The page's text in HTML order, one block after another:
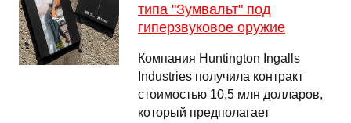
типа "Зумвальт" под
гиперзвуковое оружие
Компания Huntington Ingalls
Industries получила контракт
стоимостью 10,5 млн долларов,
который предполагает